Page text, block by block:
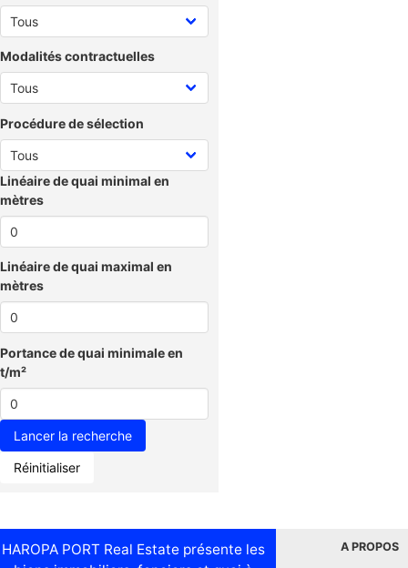
Modalités contractuelles
Procédure de sélection
Linéaire de quai minimal en
mètres
Linéaire de quai maximal en
mètres
Portance de quai minimale en
t/m²
Réinitialiser
HAROPA PORT Real Estate présente les
A PROPOS